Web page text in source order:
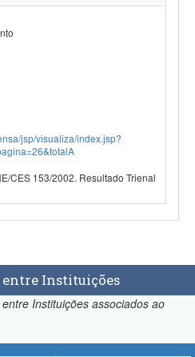
jsp/visualiza/index.jsp?
CES 153/2002. Resultado Trienal
entre Instituições
Instituições associados ao